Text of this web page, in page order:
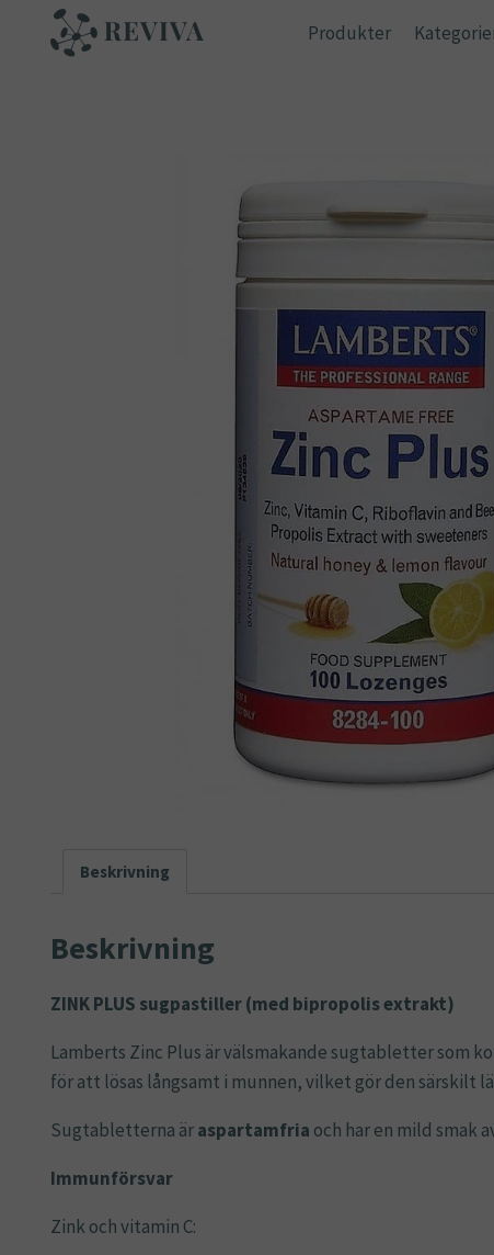
Produkter
Beskrivning
Beskrivning
ZINK PLUS sugpastiller (med bipropolis extrakt)
Lamberts Zinc Plus är välsmakande sugtabletter som
för att lösas långsamt i munnen, vilket gör den särskilt
Sugtabletterna äraspartamfria och har en mild smak
Immunförsvar
Zink och vitamin C: